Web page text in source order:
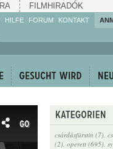
FILMHIRADÓK
HILFE
Machen Sie mit!
weiter!
FORUM KONTAKT
csárdásfürstin (7),
(2), operett (695),
GO